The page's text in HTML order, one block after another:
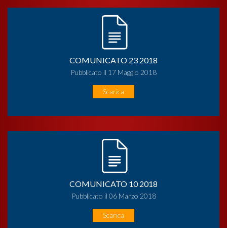
COMUNICATO 23 2018
Pubblicato il 17 Maggio 2018
Scarica
COMUNICATO 10 2018
Pubblicato il 06 Marzo 2018
Scarica